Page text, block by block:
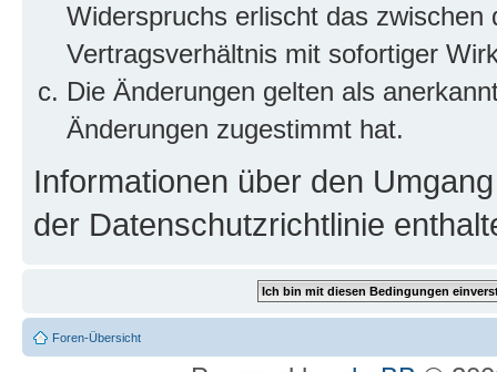
Widerspruchs erlischt das
Vertragsverhältnis mit sofortiger
Die Änderungen gelten als
Änderungen zugestimmt hat.
Informationen über den
der Datenschutzrichtlinie
Foren-Übersicht